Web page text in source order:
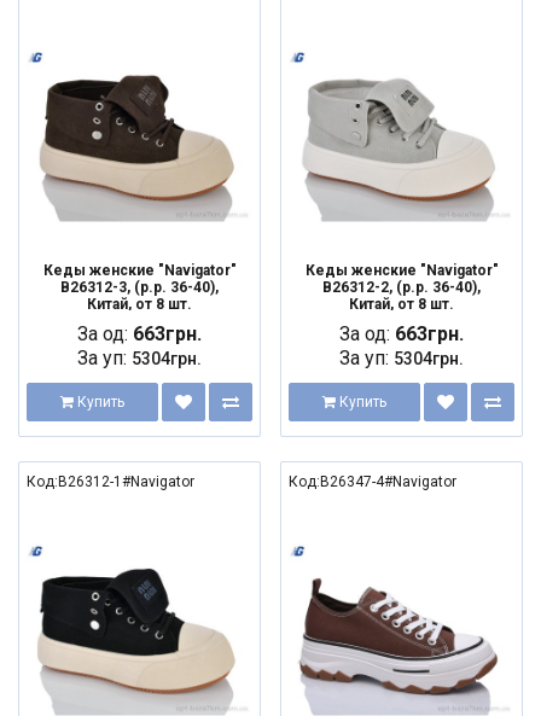
Кеды женские "Navigator"
B26312-3, (р.р. 36-40),
Китай, от 8 шт.
За од: 663грн.
За уп: 5304грн.
Купить
Кеды женские "Navigator"
B26312-2, (р.р. 36-40),
Китай, от 8 шт.
За од: 663грн.
За уп: 5304грн.
Купить
Код:B26312-1#Navigator Код:B26347-4#Navigator